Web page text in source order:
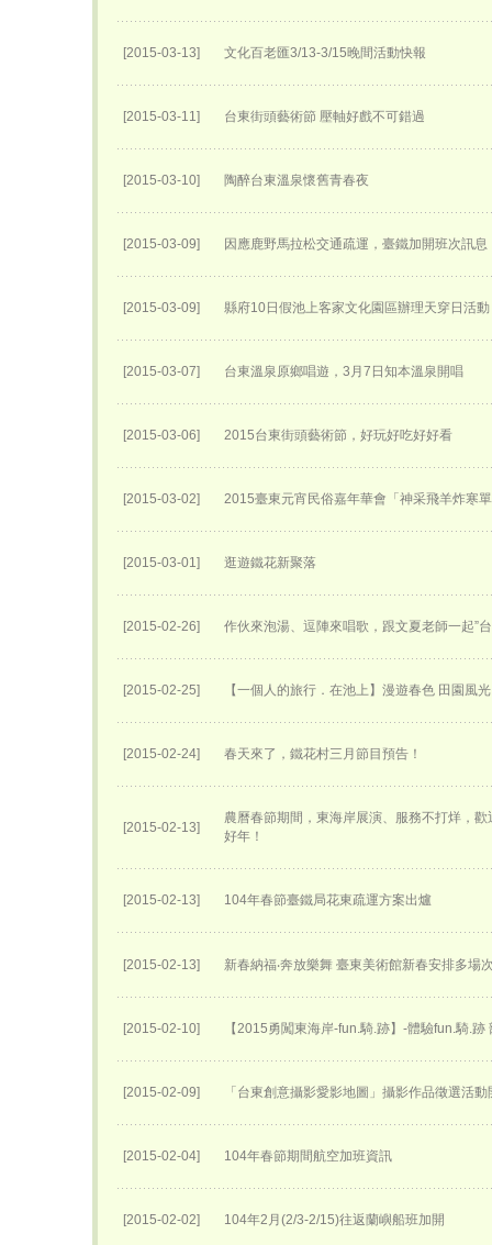
[2015-03-13] 文化百老匯3/13-3/15晚間活動快報
[2015-03-11] 台東街頭藝術節 壓軸好戲不可錯過
[2015-03-10] 陶醉台東溫泉懷舊青春夜
[2015-03-09] 因應鹿野馬拉松交通疏運，臺鐵加開班次訊息
[2015-03-09] 縣府10日假池上客家文化園區辦理天穿日活動
[2015-03-07] 台東溫泉原鄉唱遊，3月7日知本溫泉開唱
[2015-03-06] 2015台東街頭藝術節，好玩好吃好好看
[2015-03-02] 2015臺東元宵民俗嘉年華會「神采飛羊炸寒
[2015-03-01] 逛遊鐵花新聚落
[2015-02-26] 作伙來泡湯、逗陣來唱歌，跟文夏老師一起”
[2015-02-25] 【一個人的旅行．在池上】漫遊春色 田園風光
[2015-02-24] 春天來了，鐵花村三月節目預告！
[2015-02-13]
農曆春節期間，東海岸展演、服務不打烊，
好年！
[2015-02-13] 104年春節臺鐵局花東疏運方案出爐
[2015-02-13] 新春納福‧奔放樂舞 臺東美術館新春安排多場
[2015-02-10] 【2015勇闖東海岸-fun.騎.跡】-體驗fun.騎.跡
[2015-02-09] 「台東創意攝影愛影地圖」攝影作品徵選活動
[2015-02-04] 104年春節期間航空加班資訊
[2015-02-02] 104年2月(2/3-2/15)往返蘭嶼船班加開